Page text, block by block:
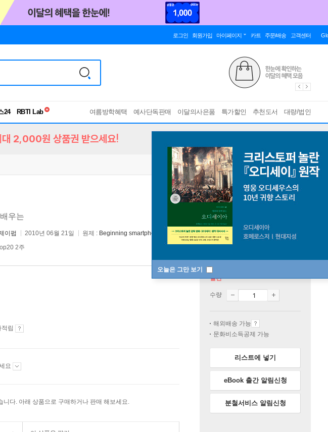
로그인 회원가입 마이페이지 카트 주문/배송 고객센터
24
독서유형검사
여름방학혜택 예사단독판매 이달의사은품 특가할인 추천도서 대량/법인
오늘은 그만 보기
대 2,000원 상품권 받으세요!
우는
이펍 2010년 06월 21일 원제 : Beginning smartphone web development (2009)
2주
립
요
니다. 아래 상품으로 구매하거나 판매 해보세요.
절판
수량
해외배송 가능
문화비소득공제 가능
리스트에 넣기
eBook 출간 알림신청
분철서비스 알림신청